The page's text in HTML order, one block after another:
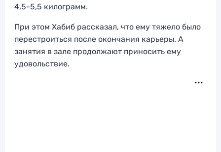
4,5-5,5 килограмм.
При этом Хабиб рассказал, что ему тяжело было
перестроиться после окончания карьеры. А
занятия в зале продолжают приносить ему
удовольствие.